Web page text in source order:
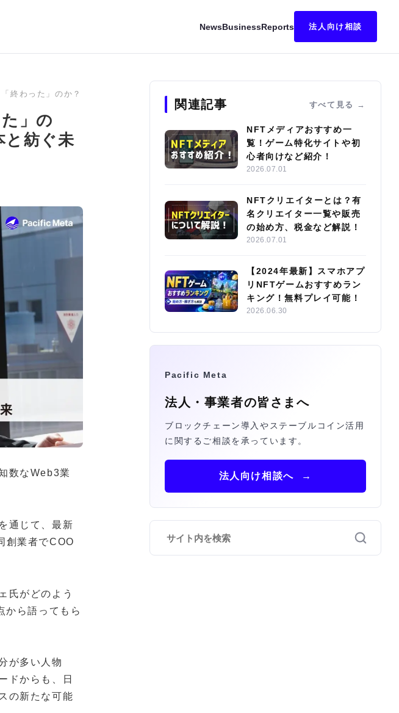
NewsBusinessReports 法人向け相談
終わった」のか？『The Sandbox』ファウンダーの答え／日本と紡ぐ未来
」の
と紡ぐ未
数なWeb3業
通じて、最新
創業者でCOO
氏がどのよう
から語ってもら
が多い人物
ドからも、日
の新たな可能
関連記事 すべて見る
NFTメディアおすすめ一
覧！ゲーム特化サイトや初
心者向けなど紹介！
2026.07.01
NFTクリエイターとは？有
名クリエイター一覧や販売
の始め方、税金など解説！
2026.07.01
【2024年最新】スマホアプ
リNFTゲームおすすめラン
キング！無料プレイ可能！
2026.06.30
Pacific Meta
法人・事業者の皆さまへ
ブロックチェーン導入やステーブルコイン活用
に関するご相談を承っています。
法人向け相談へ